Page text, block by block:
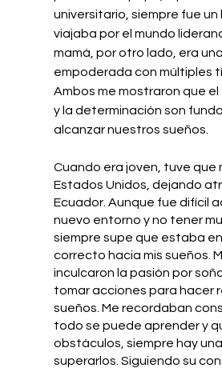
universitario, siempre fue un
viajaba por el mundo
mamá, por otro lado, era
empoderada con múltiples
Ambos me mostraron que
y la determinación son
alcanzar nuestros sueños.
Cuando era joven, tuve que
Estados Unidos, dejando
Ecuador. Aunque fue difícil
nuevo entorno y no tener
siempre supe que estaba
correcto hacia mis sueños.
inculcaron la pasión por
tomar acciones para hacer
sueños. Me recordaban
todo se puede aprender y
obstáculos, siempre hay
superarlos. Siguiendo su